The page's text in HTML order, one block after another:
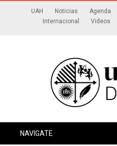
UAH Noticias Agenda
Internacional
Videos
NAVIGATE